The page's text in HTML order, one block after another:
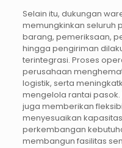
Selain itu, dukungan
memungkinkan seluruh
barang, pemeriksaan,
hingga pengiriman
terintegrasi. Proses
perusahaan
logistik, serta
mengelola rantai
juga memberikan
menyesuaikan
perkembangan
membangun fasilitas